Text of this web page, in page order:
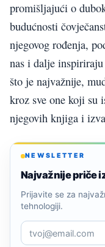
promišljajući o
budućnosti
njegovog rođenja,
nas i dalje
što je najvažnije,
kroz sve one koji su
njegovih knjiga i
NEWSLETTER
Najvažnije priče
Prijavite se za
tehnologiji.